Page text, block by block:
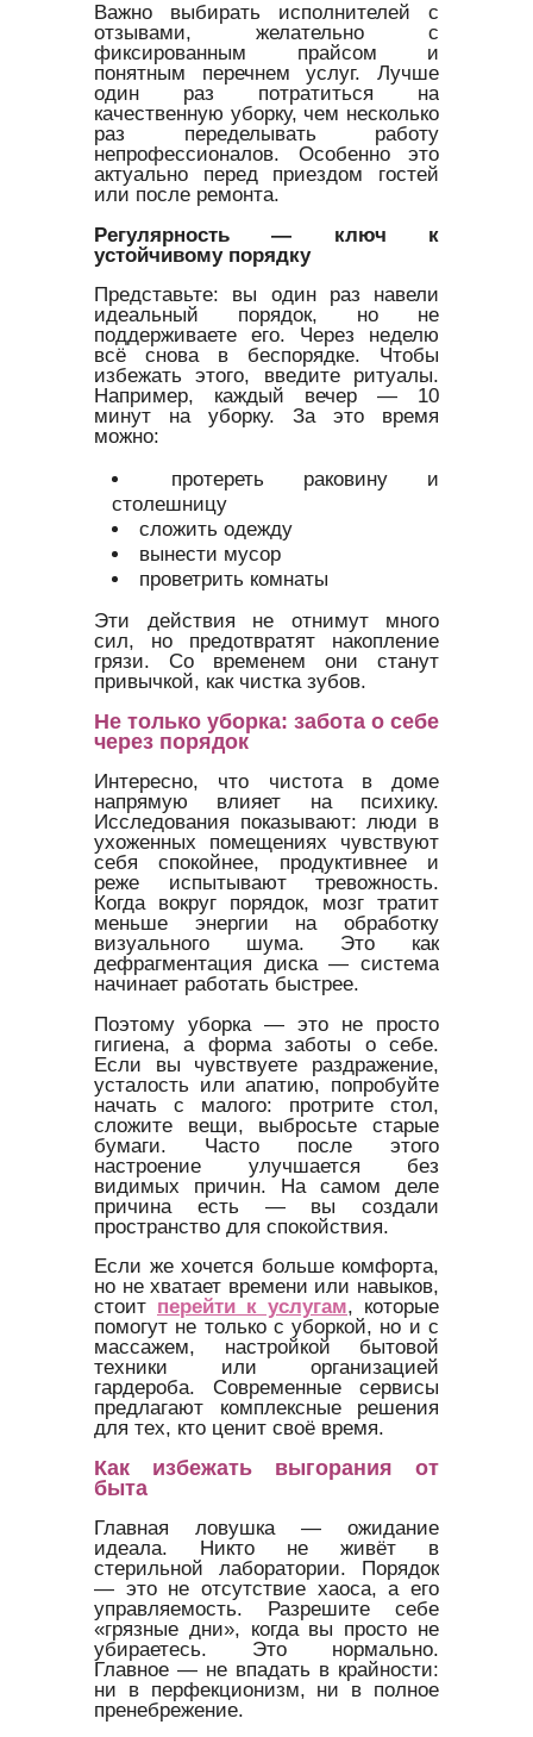
Важно выбирать исполнителей с
отзывами, желательно с
фиксированным прайсом и
понятным перечнем услуг. Лучше
один раз потратиться на
качественную уборку, чем несколько
раз переделывать работу
непрофессионалов. Особенно это
актуально перед приездом гостей
или после ремонта.
Регулярность — ключ к
устойчивому порядку
Представьте: вы один раз навели
идеальный порядок, но не
поддерживаете его. Через неделю
всё снова в беспорядке. Чтобы
избежать этого, введите ритуалы.
Например, каждый вечер — 10
минут на уборку. За это время
можно:
протереть раковину и
столешницу
сложить одежду
вынести мусор
проветрить комнаты
Эти действия не отнимут много
сил, но предотвратят накопление
грязи. Со временем они станут
привычкой, как чистка зубов.
Не только уборка: забота о себе
через порядок
Интересно, что чистота в доме
напрямую влияет на психику.
Исследования показывают: люди в
ухоженных помещениях чувствуют
себя спокойнее, продуктивнее и
реже испытывают тревожность.
Когда вокруг порядок, мозг тратит
меньше энергии на обработку
визуального шума. Это как
дефрагментация диска — система
начинает работать быстрее.
Поэтому уборка — это не просто
гигиена, а форма заботы о себе.
Если вы чувствуете раздражение,
усталость или апатию, попробуйте
начать с малого: протрите стол,
сложите вещи, выбросьте старые
бумаги. Часто после этого
настроение улучшается без
видимых причин. На самом деле
причина есть — вы создали
пространство для спокойствия.
Если же хочется больше комфорта,
но не хватает времени или навыков,
стоит перейти к услугам, которые
помогут не только с уборкой, но и с
массажем, настройкой бытовой
техники или организацией
гардероба. Современные сервисы
предлагают комплексные решения
для тех, кто ценит своё время.
Как избежать выгорания от
быта
Главная ловушка — ожидание
идеала. Никто не живёт в
стерильной лаборатории. Порядок
— это не отсутствие хаоса, а его
управляемость. Разрешите себе
«грязные дни», когда вы просто не
убираетесь. Это нормально.
Главное — не впадать в крайности:
ни в перфекционизм, ни в полное
пренебрежение.